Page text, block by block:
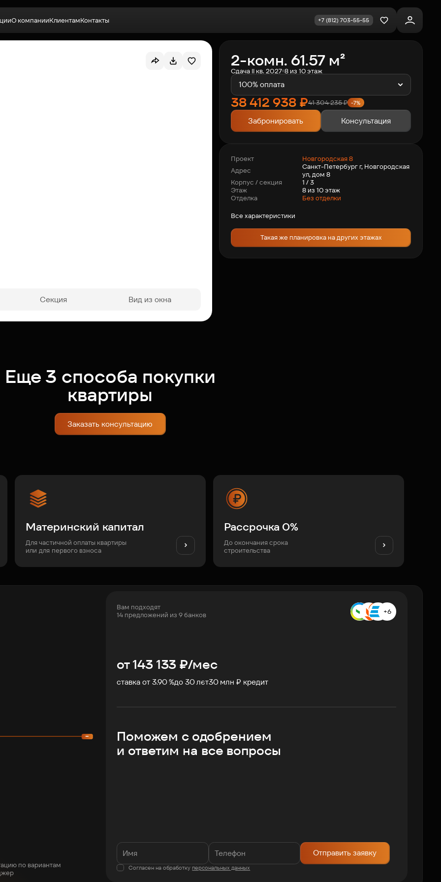
О компанииКлиентамКонтакты +7 (812) 703-55-55
Секция Вид из окна
2-комн. 61.57 м²
Сдача II кв. 2027 8 из 10 этаж
100% оплата
38 412 938 ₽41 304 235₽ -7%
Забронировать Консультация
Проект
Новгородская 8
Адрес
Санкт-Петербург г, Новгородская
ул, дом 8
Корпус / секция
1 / 3
Этаж
8 из 10 этаж
Отделка
Без отделки
Все характеристики
Такая же планировка на других этажах
Еще 3 способа покупки
квартиры
Заказать консультацию
Материнский капитал
Для частичной оплаты квартиры
или для первого взноса
Рассрочка 0%
До окончания срока
строительства
по вариантам
Вам подходят
14 предложений из 9 банков
+6
от143 133₽/мес
ставка от 3.90 %до30 лет30 млн ₽ кредит
Поможем с одобрением
и ответим на все вопросы
Отправить заявку
Согласен на обработку персональных данных